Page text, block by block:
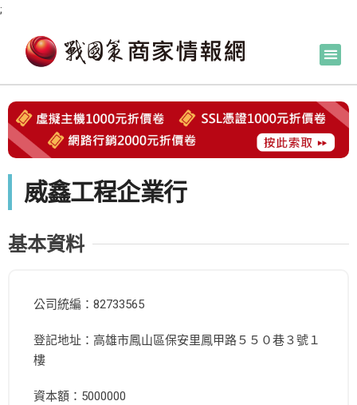
;
威鑫工程企業行
基本資料
公司統編：82733565
登記地址：高雄市鳳山區保安里鳳甲路５５０巷３號１
樓
資本額：5000000